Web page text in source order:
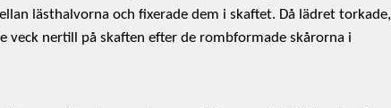
lästhalvorna och fixerade dem i skaftet. Då lädret torkade,
veck nertill på skaften efter de rombformade skårorna i